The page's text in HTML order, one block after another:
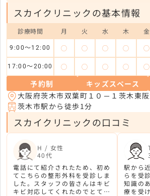
スカイクリニックの基本情報
診療時間 月 火 水 木 金
9:00～12:00 ◯ ◯ ◯ ◯ ◯
17:00～20:00 ◯ ◯ ◯ ◯ ◯
予約制 キッズスペース
大阪府茨木市双葉町１０－１茨木東
茨木市駅から徒歩1分
スカイクリニックの口コミ
H / 女性
40代
電話にて紹介されたため、初め
てこちらの整形外科を受診しま
した。スタッフの皆さんはキビ
キビ対応してくれたのでとても
駅から
らを受
知識の
療を受